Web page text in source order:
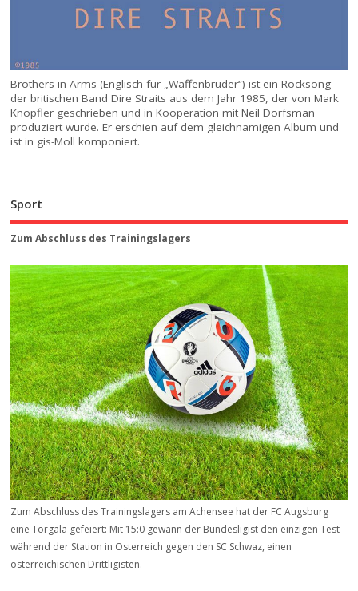
Brothers in Arms (Englisch für „Waffenbrüder“) ist ein Rocksong
der britischen Band Dire Straits aus dem Jahr 1985, der von Mark
Knopfler geschrieben und in Kooperation mit Neil Dorfsman
produziert wurde. Er erschien auf dem gleichnamigen Album und
ist in gis-Moll komponiert.
Sport
Zum Abschluss des Trainingslagers
Zum Abschluss des Trainingslagers am Achensee hat der FC Augsburg
eine Torgala gefeiert: Mit 15:0 gewann der Bundesligist den einzigen Test
während der Station in Österreich gegen den SC Schwaz, einen
österreichischen Drittligisten.